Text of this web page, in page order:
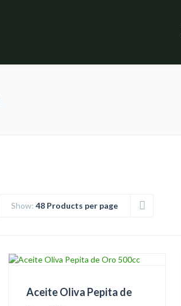
Show: 48 Products per page
Aceite Oliva Pepita de